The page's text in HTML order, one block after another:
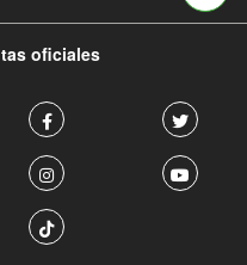
en:
oficiales
Ir
a
Facebook
Ir
a
Twitter
Ir
a
Instagram
Ir
Ir
a